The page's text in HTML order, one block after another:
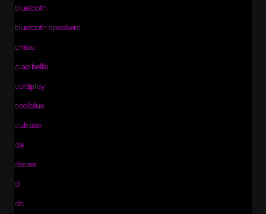
bluetooth
bluetooth speakers
chico
ciao bella
coldplay
coolblue
cubase
da
deezer
di
do